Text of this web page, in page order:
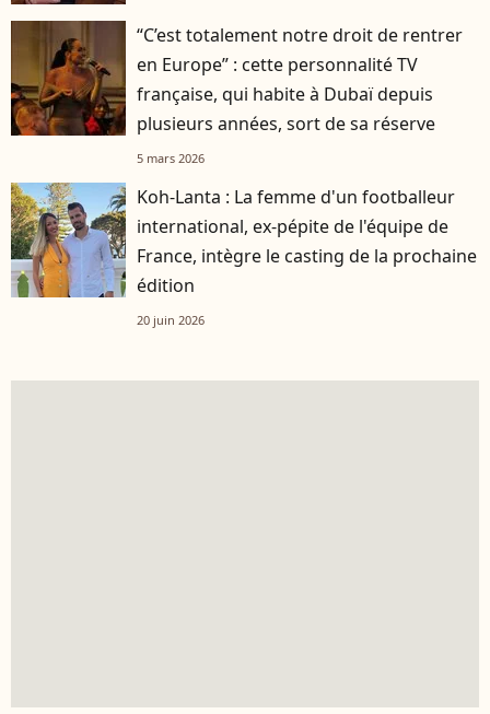
“C’est totalement notre droit de rentrer
en Europe” : cette personnalité TV
française, qui habite à Dubaï depuis
plusieurs années, sort de sa réserve
5 mars 2026
Koh-Lanta : La femme d'un footballeur
international, ex-pépite de l'équipe de
France, intègre le casting de la prochaine
édition
20 juin 2026